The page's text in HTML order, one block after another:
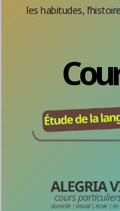
les habitudes,